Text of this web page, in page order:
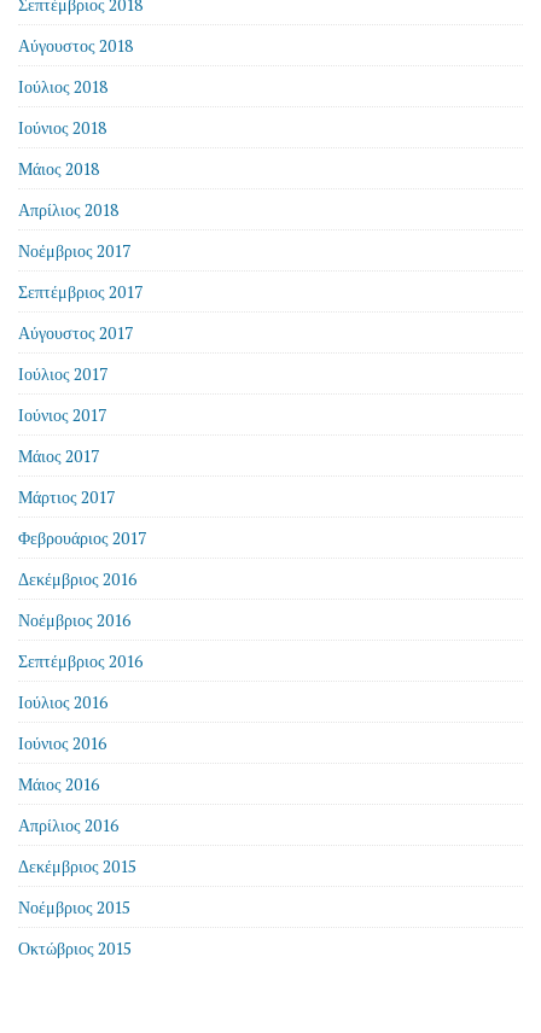
Αύγουστος 2018
Ιούλιος 2018
Ιούνιος 2018
Μάιος 2018
Απρίλιος 2018
Νοέμβριος 2017
Σεπτέμβριος 2017
Αύγουστος 2017
Ιούλιος 2017
Ιούνιος 2017
Μάιος 2017
Μάρτιος 2017
Φεβρουάριος 2017
Δεκέμβριος 2016
Νοέμβριος 2016
Σεπτέμβριος 2016
Ιούλιος 2016
Ιούνιος 2016
Μάιος 2016
Απρίλιος 2016
Δεκέμβριος 2015
Νοέμβριος 2015
Οκτώβριος 2015